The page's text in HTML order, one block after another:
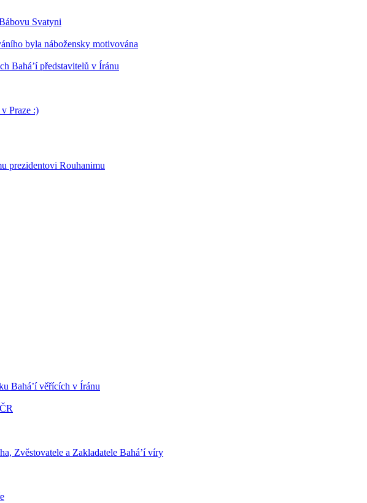
Svatyni
byla nábožensky motivována
Bahá’í představitelů v Íránu
Praze :)
prezidentovi Rouhanimu
Bahá’í věřících v Íránu
Zvěstovatele a Zakladatele Bahá’í víry